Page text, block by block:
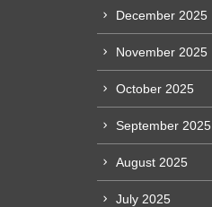
December 2025
November 2025
October 2025
September 2025
August 2025
July 2025